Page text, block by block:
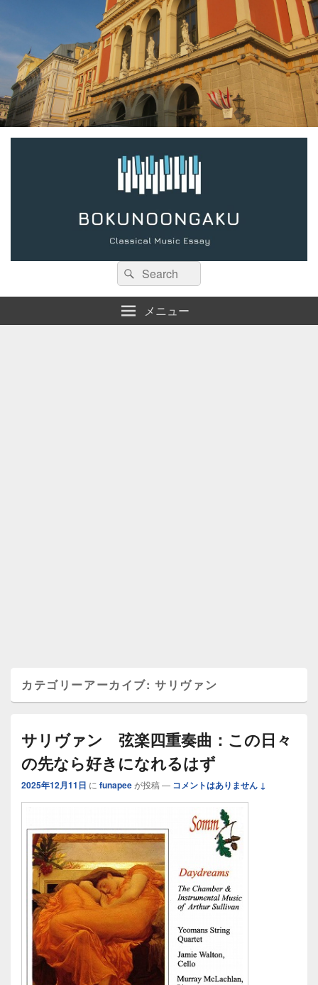
検
索:
検
索
メニュー
カテゴリーアーカイブ:サリヴァン
サリヴァン 弦楽四重奏曲：この日々
の先なら好きになれるはず
2025年12月11日 に funapeeが投稿 — コメントはありません ↓